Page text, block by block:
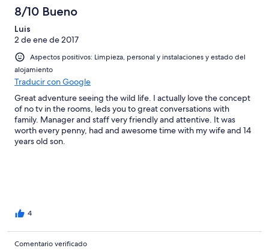
8/10 Bueno
Luis
2 de ene de 2017
Aspectos positivos: Limpieza, personal y instalaciones y estado del
alojamiento
Traducir con Google
Great adventure seeing the wild life. I actually love the concept
of no tv in the rooms, leds you to great conversations with
family. Manager and staff very friendly and attentive. It was
worth every penny, had and awesome time with my wife and 14
years old son.
4
Comentario verificado